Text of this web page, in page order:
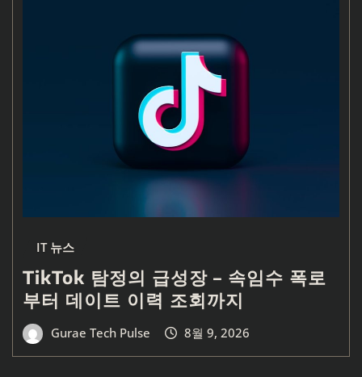
IT 뉴스
TikTok 탐정의 급성장 – 속임수 폭로
부터 데이트 이력 조회까지
Gurae Tech Pulse 8월 9, 2026